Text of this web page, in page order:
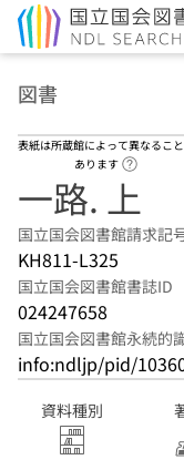
図書
表紙は所蔵館によって異なるこ
あります
一路. 上
国立国会図書館請求記
KH811-L325
国立国会図書館書誌ID
024247658
国立国会図書館永続的
info:ndljp/pid/
資料種別